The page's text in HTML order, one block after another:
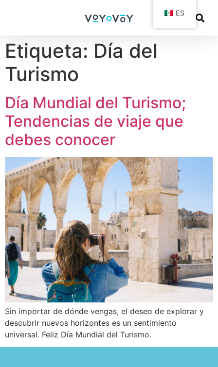
Etiqueta: Día del
Turismo
Día Mundial del Turismo;
Tendencias de viaje que
debes conocer
Sin importar de dónde vengas, el deseo de explorar y
descubrir nuevos horizontes es un sentimiento
universal. Feliz Día Mundial del Turismo.
ES